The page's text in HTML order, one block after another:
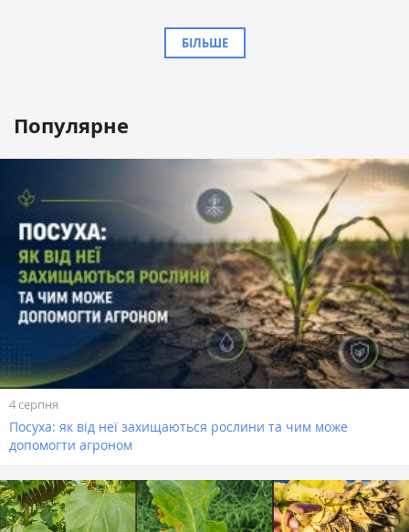
БІЛЬШЕ
Популярне
4 серпня
Посуха: як від неї захищаються рослини та чим може
допомогти агроном